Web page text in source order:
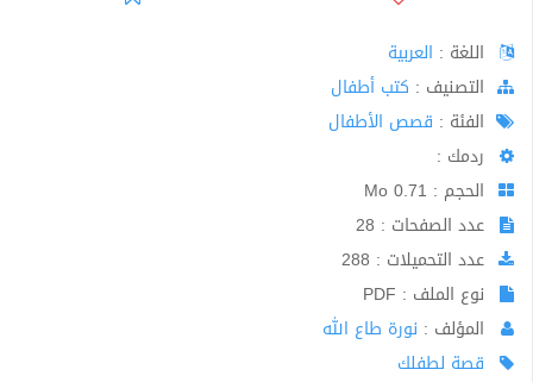
اللغة : العربية
اﻟﺘﺼﻨﻴﻒ : كتب أطفال
الفئة : قصص الأطفال
ردمك :
الحجم : 0.71 Mo
عدد الصفحات : 28
عدد التحميلات : 288
نوع الملف : PDF
المؤلف : نورة طاع الله
قصة لطفلك